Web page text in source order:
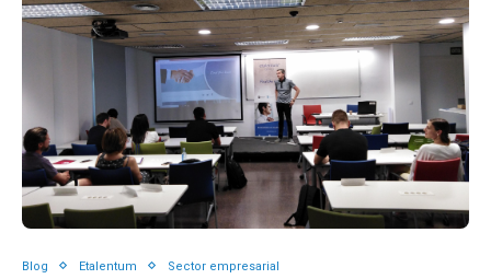
Blog Etalentum Sector empresarial